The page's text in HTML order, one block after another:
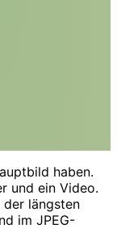
haben.
und ein Video.
der längsten
im JPEG-